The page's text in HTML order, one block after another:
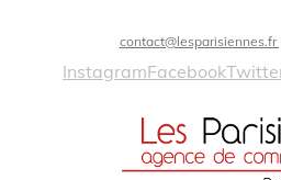
contact@lesparisiennes.fr
InstagramFacebook